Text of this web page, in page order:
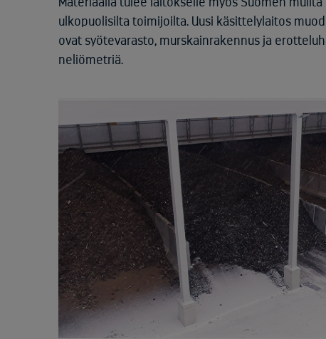
ulkopuolisilta toimijoilta. Uusi käsittelylaitos
ovat syötevarasto, murskainrakennus ja
neliömetriä.